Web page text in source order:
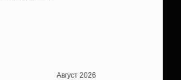
Август 2026